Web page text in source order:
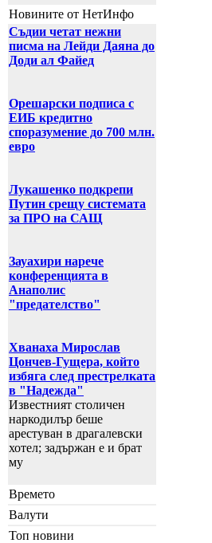
Новините от НетИнфо
Съдии четат нежни
писма на Лейди Даяна до
Доди ал Файед
Орешарски подписа с
ЕИБ кредитно
споразумение до 700 млн.
евро
Лукашенко подкрепи
Путин срещу системата
за ПРО на САЩ
Зауахири нарече
конференцията в
Анаполис
"предателство"
Хванаха Мирослав
Цончев-Гущера, който
избяга след престрелката
в "Надежда"
Известният столичен
наркодилър беше
арестуван в драгалевски
хотел; задържан е и брат
му
Времето
Валути
Топ новини